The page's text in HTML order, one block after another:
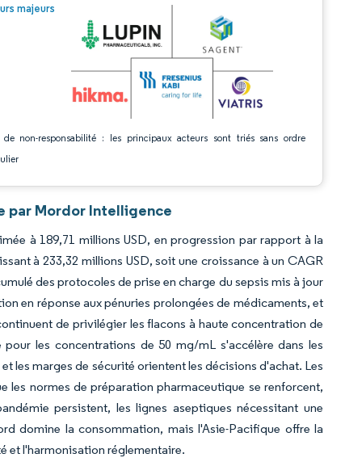
majeurs
non-responsabilité : les principaux acteurs sont triés sans ordre
© Mordor Intelligence. La réutilisation nécessite une attribution sous CC BY 4.0.
par Mordor Intelligence
à 189,71 millions USD, en progression par rapport à la
à 233,32 millions USD, soit une croissance à un CAGR
des protocoles de prise en charge du sepsis mis à jour
en réponse aux pénuries prolongées de médicaments, et
de privilégier les flacons à haute concentration de
les concentrations de 50 mg/mL s'accélère dans les
les marges de sécurité orientent les décisions d'achat. Les
les normes de préparation pharmaceutique se renforcent,
persistent, les lignes aseptiques nécessitant une
domine la consommation, mais l'Asie-Pacifique offre la
et l'harmonisation réglementaire.